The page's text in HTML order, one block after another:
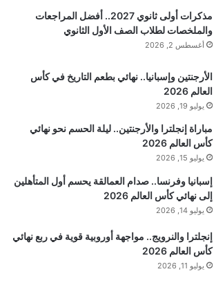
مذكرات أولى ثانوي 2027.. أفضل المراجعات
والملخصات لطلاب الصف الأول الثانوي
أغسطس 2, 2026
الأرجنتين وإسبانيا.. نهائي بطعم التاريخ في كأس
العالم 2026
يوليو 19, 2026
مباراة إنجلترا والأرجنتين.. ليلة الحسم نحو نهائي
كأس العالم 2026
يوليو 15, 2026
إسبانيا وفرنسا.. صدام العمالقة يحسم أول المتأهلين
إلى نهائي كأس العالم 2026
يوليو 14, 2026
إنجلترا والنرويج.. مواجهة أوروبية قوية في ربع نهائي
كأس العالم 2026
يوليو 11, 2026